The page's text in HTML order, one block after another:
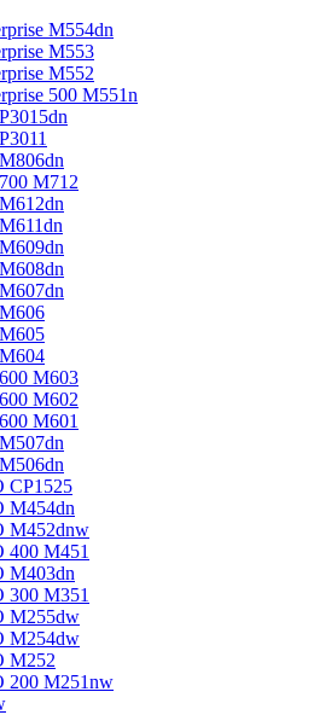
M554dn
M553
M552
500 M551n
M712
M603
M602
M601
CP1525
M454dn
M452dnw
400 M451
M403dn
300 M351
M255dw
M254dw
M252
200 M251nw